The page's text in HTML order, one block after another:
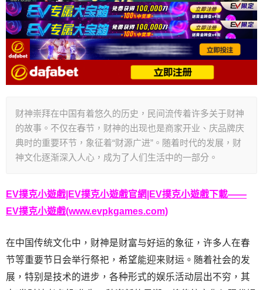
财神崇拜在中国有着悠久的历史，民间流传着许多关于财神
的故事。不仅在春节，财神的出现也是商家开业、庆品牌庆
典时的重要环节，象征着“财源广进”。随着时代的发展，财
神文化逐渐深入人心，成为了人们生活中的一部分。
EV撲克小遊戲|EV撲克小遊戲官網|EV撲克小遊戲下載——
EV撲克小遊戲(www.evpkgames.com)
在中国传统文化中，财神是财富与好运的象征，许多人在春
节等重要节日会举行祭祀，希望能迎来财运。随着社会的发
展，特别是技术的进步，各种形式的娱乐活动层出不穷，其